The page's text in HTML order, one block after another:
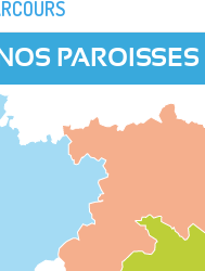
NOS PAROISSES